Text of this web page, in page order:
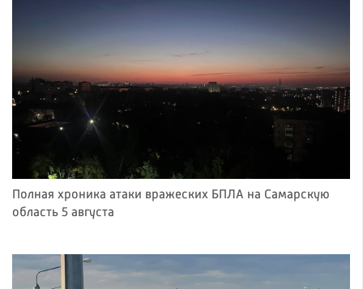
Полная хроника атаки вражеских БПЛА на Самарскую
область 5 августа